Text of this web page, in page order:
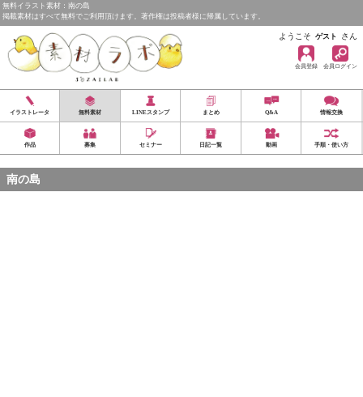
無料イラスト素材：南の島
掲載素材はすべて無料でご利用頂けます。著作権は投稿者様に帰属しています。
ようこそ ゲスト さん
会員登録 会員ログイン
イラストレータ 無料素材 LINEスタンプ まとめ Q&A 情報交換
作品 募集 セミナー 日記一覧 動画 手順・使い方
南の島